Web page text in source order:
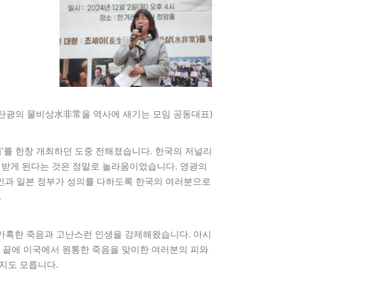
광의 물비상水非常을 역사에 새기는 모임 공동대표)
한창 개최하던 도중 전해졌습니다. 한국의 저널리
게 된다는 것은 정말로 놀라움이었습니다. 영광의
과 일본 정부가 성의를 다하도록 한국의 여러분으로
한 죽음과 고난스런 인생을 강제해왔습니다. 아시
에 이국에서 원통한 죽음을 맞이한 여러분의 피와
도 모릅니다.